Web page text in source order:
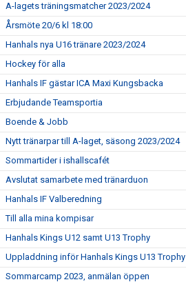
A-lagets träningsmatcher 2023/2024
Årsmöte 20/6 kl 18:00
Hanhals nya U16 tränare 2023/2024
Hockey för alla
Hanhals IF gästar ICA Maxi Kungsbacka
Erbjudande Teamsportia
Boende & Jobb
Nytt tränarpar till A-laget, säsong 2023/2024
Sommartider i ishallscafét
Avslutat samarbete med tränarduon
Hanhals IF Valberedning
Till alla mina kompisar
Hanhals Kings U12 samt U13 Trophy
Uppladdning inför Hanhals Kings U13 Trophy
Sommarcamp 2023, anmälan öppen